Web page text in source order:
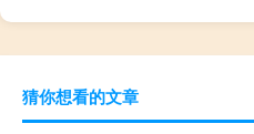
猜你想看的文章